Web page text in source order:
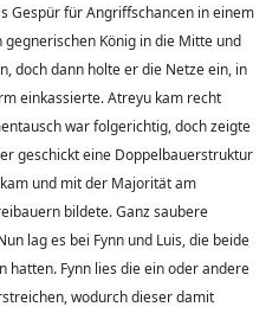
Gespür für Angriffschancen in einem
König in die Mitte und
doch dann holte er die Netze ein, in
einkassierte. Atreyu kam recht
war folgerichtig, doch zeigte
geschickt eine Doppelbauerstruktur
und mit der Majorität am
bildete. Ganz saubere
lag es bei Fynn und Luis, die beide
hatten. Fynn lies die ein oder andere
wodurch dieser damit